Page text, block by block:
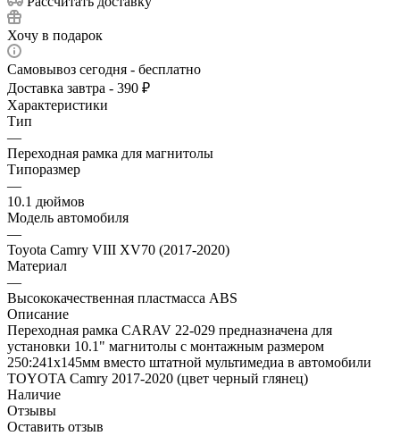
Хочу в подарок
Самовывоз сегодня - бесплатно
Доставка завтра - 390 ₽
Характеристики
Тип
—
Переходная рамка для магнитолы
Типоразмер
—
10.1 дюймов
Модель автомобиля
—
Toyota Camry VIII XV70 (2017-2020)
Материал
—
Высококачественная пластмасса ABS
Описание
Переходная рамка CARAV 22-029 предназначена для
установки 10.1" магнитолы с монтажным размером
250:241х145мм вместо штатной мультимедиа в автомобили
TOYOTA Camry 2017-2020 (цвет черный глянец)
Наличие
Отзывы
Оставить отзыв